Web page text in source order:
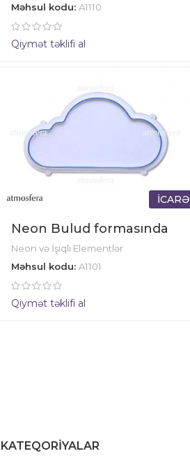
Məhsul kodu: A1110
Qiymət təklifi al
İCARƏ
Neon Bulud formasında
Neon və İşıqlı Elementlər
Məhsul kodu: A1101
Qiymət təklifi al
KATEQORIYALAR